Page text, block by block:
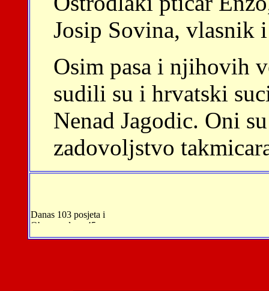
Josip Sovina, vlasnik
Osim pasa i njihovih
sudili su i hrvatski
Nenad Jagodic. Oni
zadovoljstvo